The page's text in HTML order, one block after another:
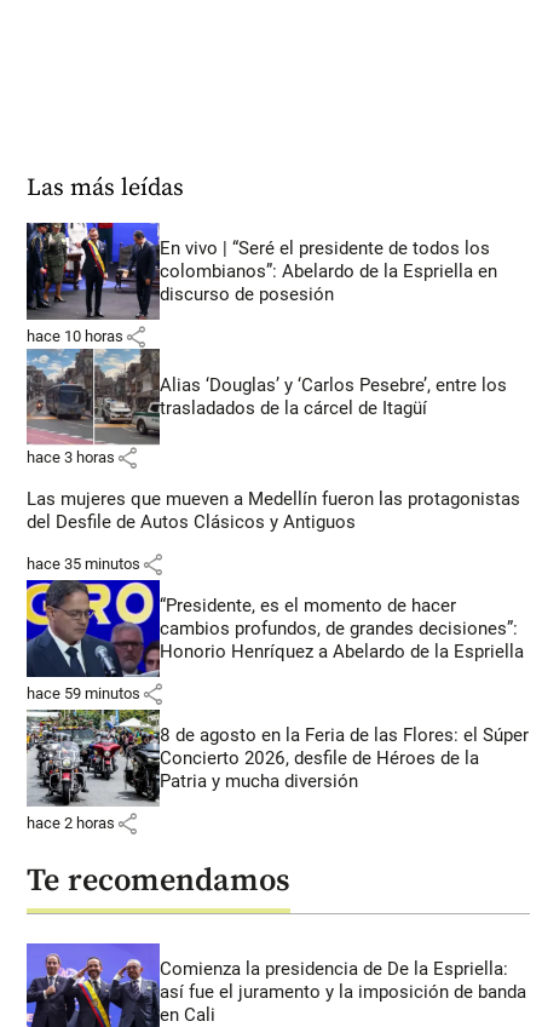
Las más leídas
En vivo | “Seré el presidente de todos los
colombianos”: Abelardo de la Espriella en
discurso de posesión
hace 10 horas share
Alias ‘Douglas’ y ‘Carlos Pesebre’, entre los
trasladados de la cárcel de Itagüí
hace 3 horas share
Las mujeres que mueven a Medellín fueron las protagonistas
del Desfile de Autos Clásicos y Antiguos
hace 35 minutos share
“Presidente, es el momento de hacer
cambios profundos, de grandes decisiones”:
Honorio Henríquez a Abelardo de la Espriella
hace 59 minutos share
8 de agosto en la Feria de las Flores: el Súper
Concierto 2026, desfile de Héroes de la
Patria y mucha diversión
hace 2 horas share
Te recomendamos
Comienza la presidencia de De la Espriella:
así fue el juramento y la imposición de banda
en Cali